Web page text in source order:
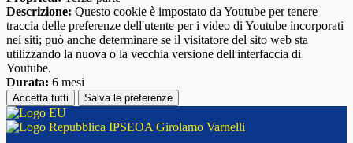
Descrizione: Questo cookie è impostato da Youtube per tenere
traccia delle preferenze dell'utente per i video di Youtube incorporati
nei siti; può anche determinare se il visitatore del sito web sta
utilizzando la nuova o la vecchia versione dell'interfaccia di
Youtube.
Durata: 6 mesi
Accetta tutti Salva le preferenze
IPSEOA Girolamo Varnelli